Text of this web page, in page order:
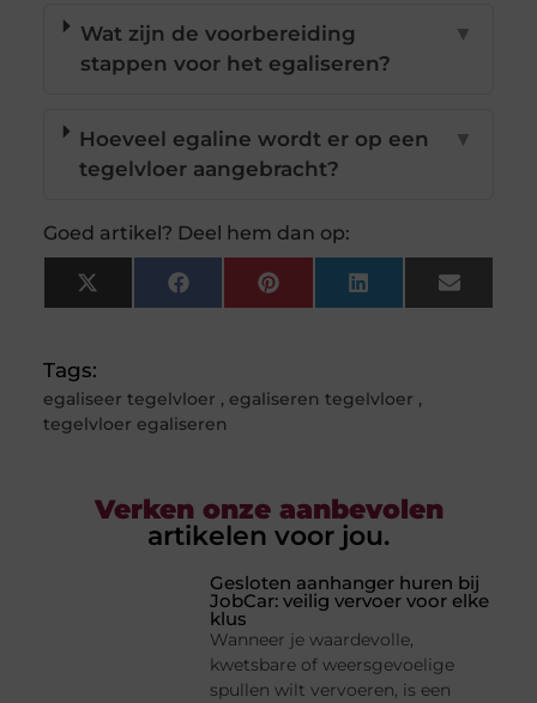
Wat zijn de voorbereiding
stappen voor het egaliseren?
▼
Hoeveel egaline wordt er op een
tegelvloer aangebracht?
▼
Goed artikel? Deel hem dan op:
X
(Twitter)
FacebookPinterestLinkedInEmail
Tags:
egaliseer tegelvloer , egaliseren tegelvloer ,
tegelvloer egaliseren
Verken onze aanbevolen
artikelen voor jou.
Gesloten aanhanger huren bij
JobCar: veilig vervoer voor elke
klus
Wanneer je waardevolle,
kwetsbare of weersgevoelige
spullen wilt vervoeren, is een